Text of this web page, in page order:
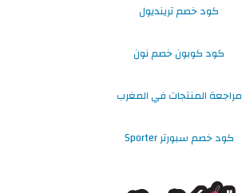
كود خصم ترينديول
كود كوبون خصم نون
مراجعة المنتجات في المغرب
كود خصم سبورتر Sporter